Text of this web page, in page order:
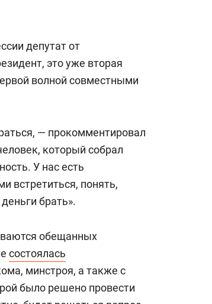
депутат от
это уже вторая
волной совместными
— прокомментировал
который собрал
У нас есть
встретиться, понять,
брать».
обещанных
состоялась
минстроя, а также с
было решено провести